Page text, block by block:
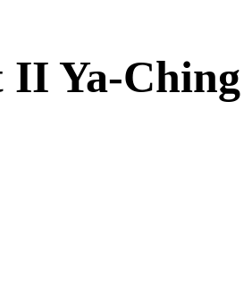
II Ya-